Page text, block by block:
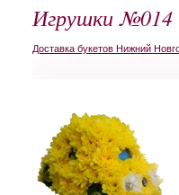
Игрушки №014
Доставка букетов Нижний